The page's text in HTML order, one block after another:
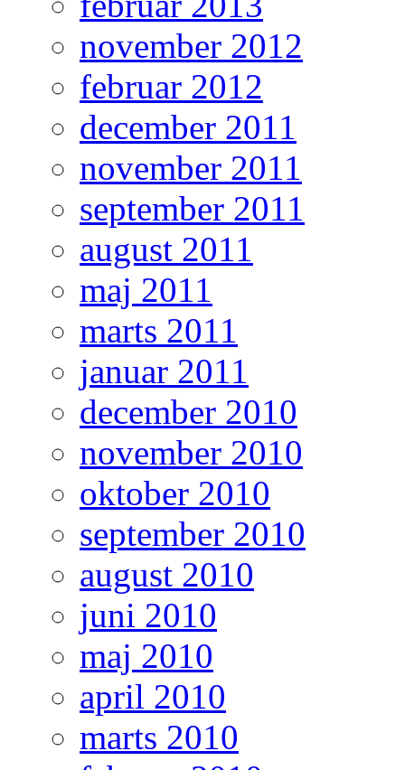
november 2012
februar 2012
december 2011
november 2011
september 2011
august 2011
maj 2011
marts 2011
januar 2011
december 2010
november 2010
oktober 2010
september 2010
august 2010
juni 2010
maj 2010
april 2010
marts 2010